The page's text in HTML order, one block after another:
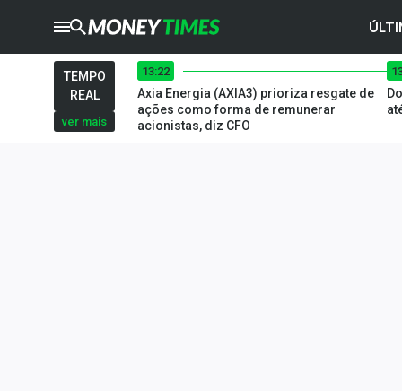
CRYPTOTIMES
TIMES
Ibovespa
TEMPO
REAL
ver mais
13:22
Axia Energia (AXIA3) prioriza resgate de
ações como forma de remunerar
acionistas, diz CFO